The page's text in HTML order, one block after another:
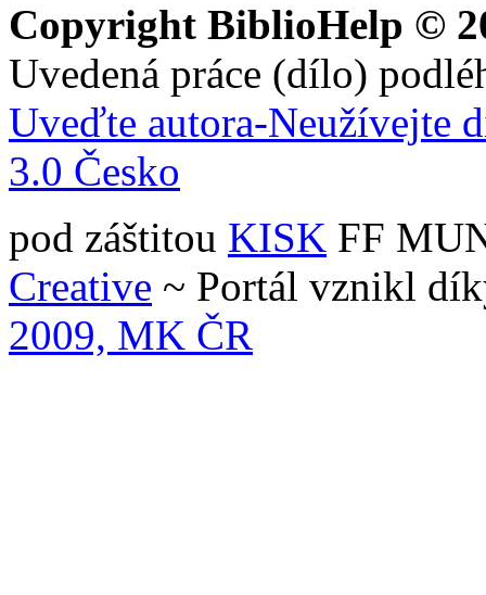
Copyright BiblioHelp ©
Uvedená práce (dílo)
Uveďte autora-Neužívejte
3.0 Česko
pod záštitou KISK FF
Creative ~ Portál vznikl
2009, MK ČR